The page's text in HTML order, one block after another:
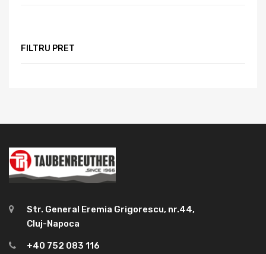
FILTRU PRET
Str. General Eremia Grigorescu, nr.44,
Cluj-Napoca
+40 752 083 116